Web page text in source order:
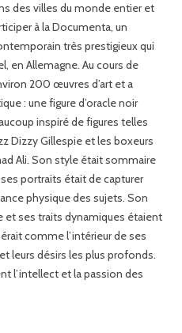
des villes du monde entier et
à la Documenta, un
très prestigieux qui
en Allemagne. Au cours de
200 œuvres d’art et a
: une figure d’oracle noir
inspiré de figures telles
Dizzy Gillespie et les boxeurs
Ali. Son style était sommaire
portraits était de capturer
physique des sujets. Son
ses traits dynamiques étaient
comme l’intérieur de ses
leurs désirs les plus profonds.
l’intellect et la passion des